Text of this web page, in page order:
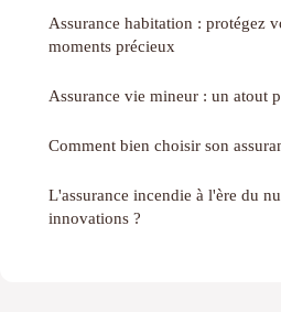
Assurance habitation : protégez
moments précieux
Assurance vie mineur : un atout
Comment bien choisir son
L'assurance incendie à l'ère du
innovations ?